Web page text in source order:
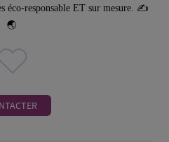
éco-responsable ET sur mesure. ✍
🌏